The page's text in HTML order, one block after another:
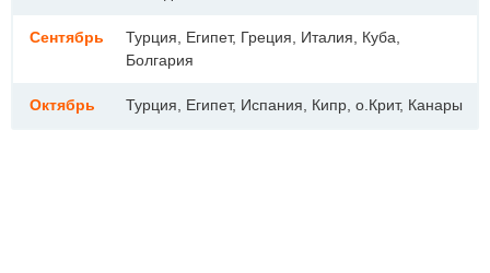
Сентябрь
Турция, Египет, Греция, Италия, Куба,
Болгария
Октябрь Турция, Египет, Испания, Кипр, о.Крит, Канары